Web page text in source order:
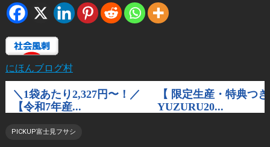
にほんブログ村
PICKUP富士見フサシ